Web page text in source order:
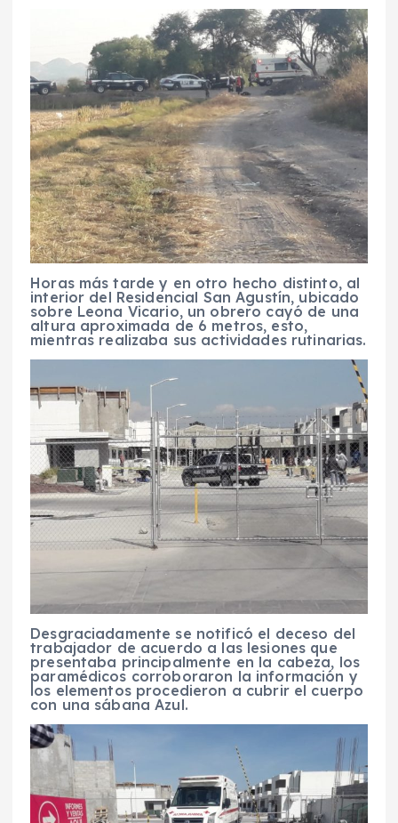
Horas más tarde y en otro hecho distinto, al
interior del Residencial San Agustín, ubicado
sobre Leona Vicario, un obrero cayó de una
altura aproximada de 6 metros, esto,
mientras realizaba sus actividades rutinarias.
Desgraciadamente se notificó el deceso del
trabajador de acuerdo a las lesiones que
presentaba principalmente en la cabeza, los
paramédicos corroboraron la información y
los elementos procedieron a cubrir el cuerpo
con una sábana Azul.